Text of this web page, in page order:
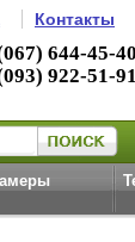
Контакты
644-45-40
922-51-91